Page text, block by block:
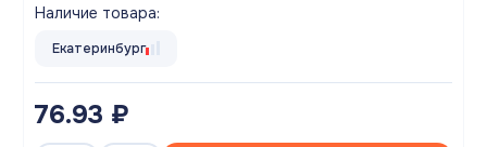
Наличие товара:
Екатеринбург
76.93 ₽